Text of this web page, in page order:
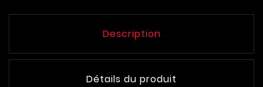
Description
Détails du produit